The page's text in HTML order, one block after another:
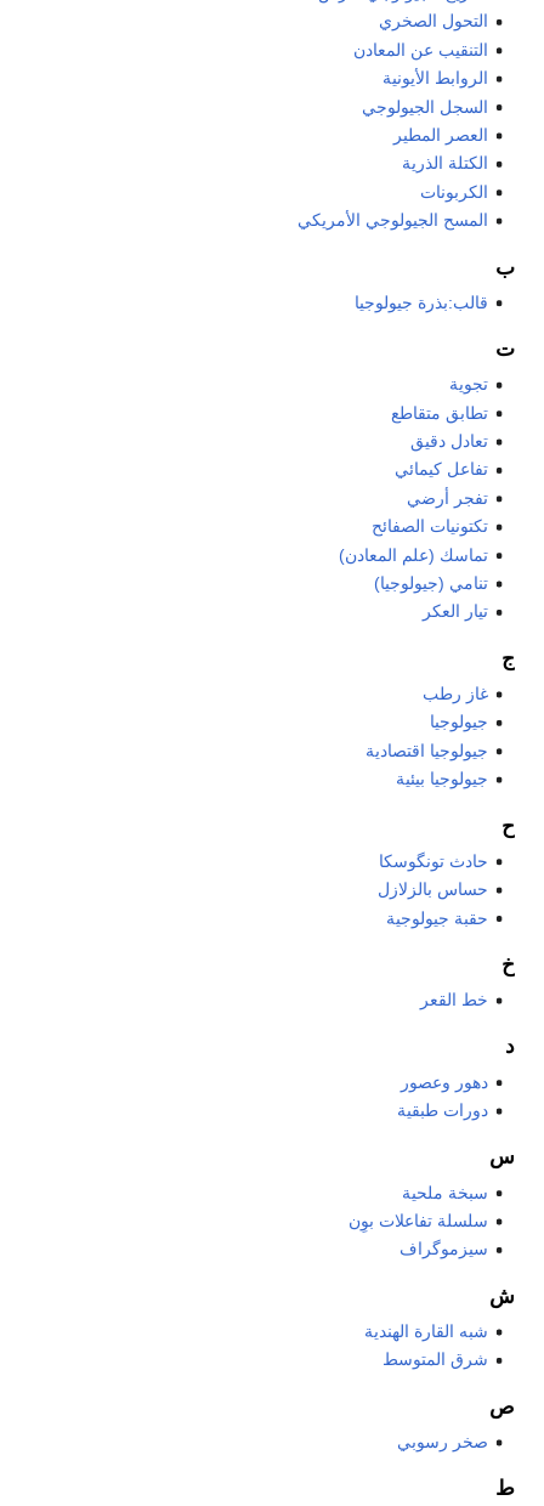
التحول الصخري
التنقيب عن المعادن
الروابط الأيونية
السجل الجيولوجي
العصر المطير
الكتلة الذرية
الكربونات
المسح الجيولوجي الأمريكي
ب
قالب:بذرة جيولوجيا
ت
تجوية
تطابق متقاطع
تعادل دقيق
تفاعل كيمائي
تفجر أرضي
تكتونيات الصفائح
تماسك (علم المعادن)
تنامي (جيولوجيا)
تيار العكر
ج
غاز رطب
جيولوجيا
جيولوجيا اقتصادية
جيولوجيا بيئية
ح
حادث تونگوسكا
حساس بالزلازل
حقبة جيولوجية
خ
خط القعر
د
دهور وعصور
دورات طبقية
س
سبخة ملحية
سلسلة تفاعلات بوِن
سيزموگراف
ش
شبه القارة الهندية
شرق المتوسط
ص
صخر رسوبي
ط